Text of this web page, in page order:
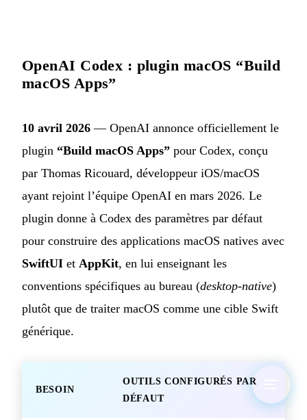
OpenAI Codex : plugin macOS “Build
macOS Apps”
10 avril 2026 — OpenAI annonce officiellement le
plugin “Build macOS Apps” pour Codex, conçu
par Thomas Ricouard, développeur iOS/macOS
ayant rejoint l’équipe OpenAI en mars 2026. Le
plugin donne à Codex des paramètres par défaut
pour construire des applications macOS natives avec
SwiftUI et AppKit, en lui enseignant les
conventions spécifiques au bureau (desktop-native)
plutôt que de traiter macOS comme une cible Swift
générique.
BESOIN
OUTILS CONFIGURÉS PAR
DÉFAUT